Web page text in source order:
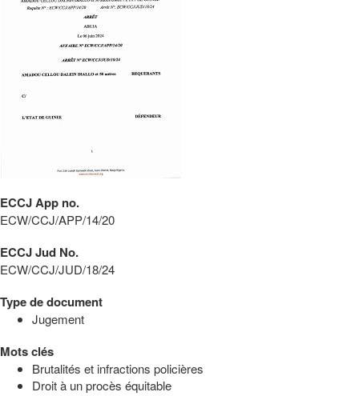
ECCJ App no.
ECW/CCJ/APP/14/20
ECCJ Jud No.
ECW/CCJ/JUD/18/24
Type de document
Jugement
Mots clés
Brutalités et infractions policières
Droit à un procès équitable